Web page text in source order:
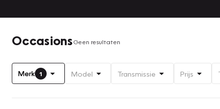
OccasionsGeen resultaten
Merk 1 Model Transmissie Prijs